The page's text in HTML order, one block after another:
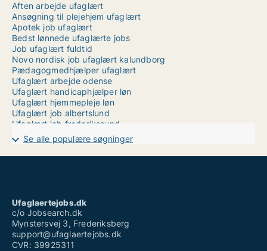
Aften arbejde ufaglært
Ansøgning til plejehjem ufaglært
Apotek job ufaglært
Bedst lønnede ufaglærte jobs
Job ufaglært fuldtid
Novo nordisk job ufaglært kalundborg
Pædagogmedhjælper ufaglært
Ufaglært arbejde odense
Ufaglært handicaphjælper løn
Ufaglært hjemmepleje løn
Ufaglært job albertslund
Ufaglært job frederikssund
Ufaglært job lyngby
Ufaglært job odense fuldtid
Ufaglært job silkeborg
Vikar ufaglært
Weekend job ufaglært
Se alle populære søgninger
Ufaglaertejobs.dk
c/o Jobsearch.dk
Mynstersvej 3, Frederiksberg
support@ufaglaertejobs.dk
CVR: 39925311